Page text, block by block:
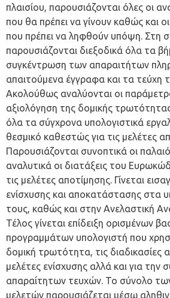
πλαισίου, παρουσιάζονται όλες οι
που θα πρέπει να γίνουν καθώς και
που πρέπει να ληφθούν υπόψη. Στη
παρουσιάζονται διεξοδικά όλα τα
συγκέντρωση των απαραιτήτων
απαιτούμενα έγγραφα και τα τεύχη
Ακολούθως αναλύονται οι
αξιολόγηση της δομικής
όλα τα σύγχρονα υπολογιστικά
θεσμικό καθεστώς για τις μελέτες
Παρουσιάζονται συνοπτικά οι
αναλυτικά οι διατάξεις του
τις μελέτες αποτίμησης. Γίνεται
ενίσχυσης και αποκατάστασης στα
τους, καθώς και στην Ανελαστική
Τέλος γίνεται επίδειξη ορισμένων
προγραμμάτων υπολογιστή που
δομική τρωτότητα, τις διαδικασίες
μελέτες ενίσχυσης αλλά και για
απαραίτητων τευχών. Το σύνολο
μελετών παρουσιάζεται μέσω